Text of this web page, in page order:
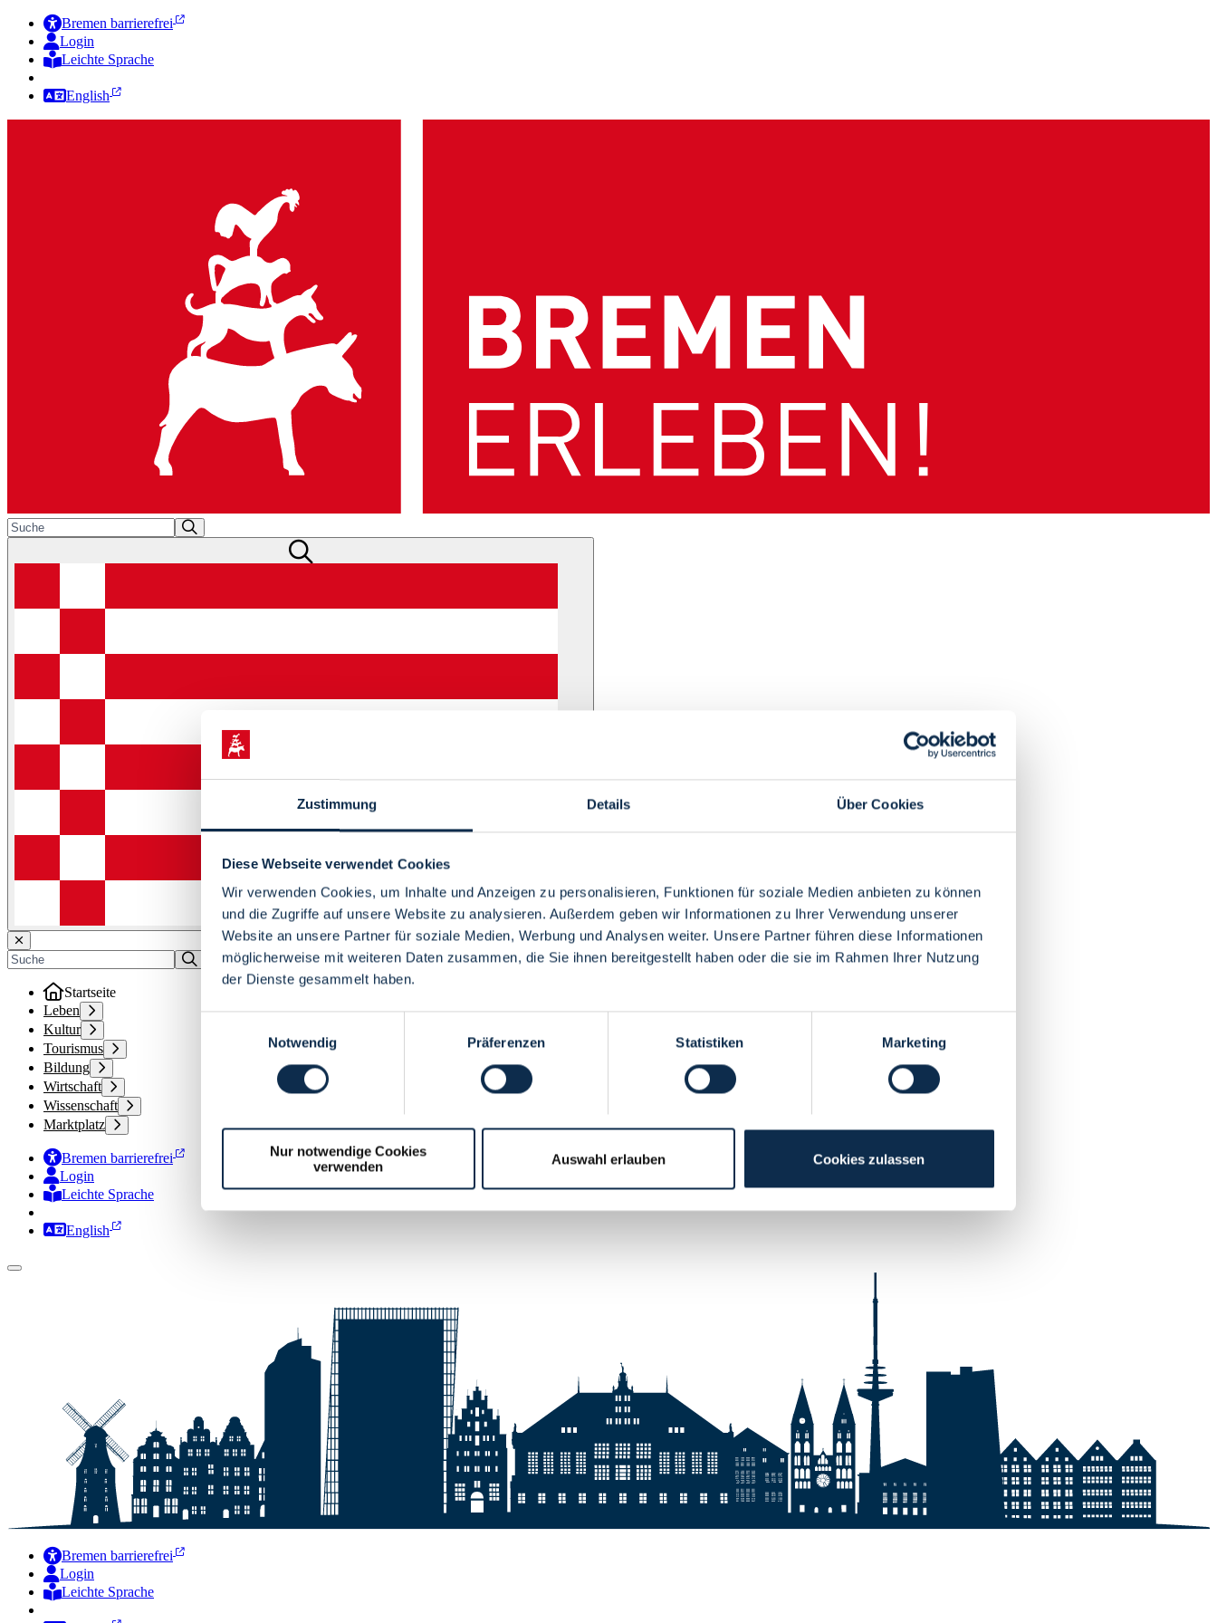
Zustimmung Details Über Cookies
Diese Webseite verwendet Cookies
Wir verwenden Cookies, um Inhalte und Anzeigen zu personalisieren, Funktionen für soziale Medien anbieten zu können
und die Zugriffe auf unsere Website zu analysieren. Außerdem geben wir Informationen zu Ihrer Verwendung unserer
Website an unsere Partner für soziale Medien, Werbung und Analysen weiter. Unsere Partner führen diese Informationen
möglicherweise mit weiteren Daten zusammen, die Sie ihnen bereitgestellt haben oder die sie im Rahmen Ihrer Nutzung
der Dienste gesammelt haben.
Notwendig
Präferenzen Statistiken Marketing
Nur notwendige Cookies
verwenden
Auswahl erlauben Cookies zulassen
Bremen barrierefrei
Login
Leichte Sprache
English
Menü
Startseite
Leben
Kultur
Tourismus
Bildung
Wirtschaft
Wissenschaft
Marktplatz
Bremen barrierefrei
Login
Leichte Sprache
Zur Deutschen Gebärdensprache
English
Bremen barrierefrei
Login
Leichte Sprache